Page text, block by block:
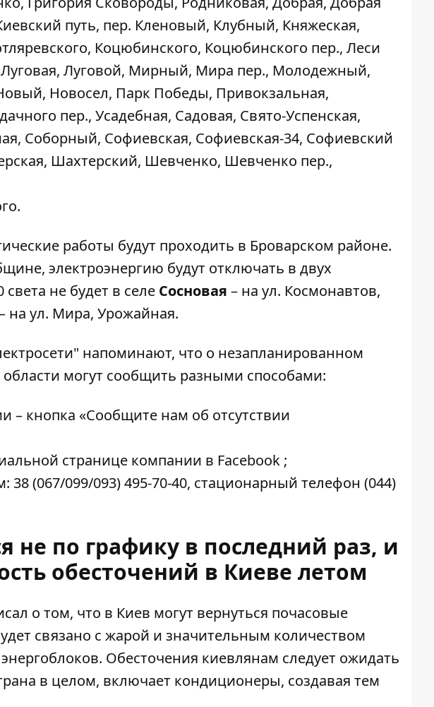
путь, пер. Кленовый, Клубный, Княжеская,
Коцюбинского, Коцюбинского пер., Леси
Луговой, Мирный, Мира пер., Молодежный,
Новосел, Парк Победы, Привокзальная,
пер., Усадебная, Садовая, Свято-Успенская,
Соборный, Софиевская, Софиевская-34, Софиевский
Шахтерский, Шевченко, Шевченко пер.,
работы будут проходить в Броварском районе.
, электроэнергию будут отключать в двух
не будет в селе Сосновая – на ул. Космонавтов,
на ул. Мира, Урожайная.
напоминают, что о незапланированном
области могут сообщить разными способами:
– кнопка «Сообщите нам об отсутствии
странице компании в Facebook ;
38 (067/099/093) 495-70-40, стационарный телефон (044)
не по графику в последний раз, и
обесточений в Киеве летом
о том, что в Киев могут вернуться почасовые
связано с жарой и значительным количеством
Обесточения киевлянам следует ожидать
в целом, включает кондиционеры, создавая тем